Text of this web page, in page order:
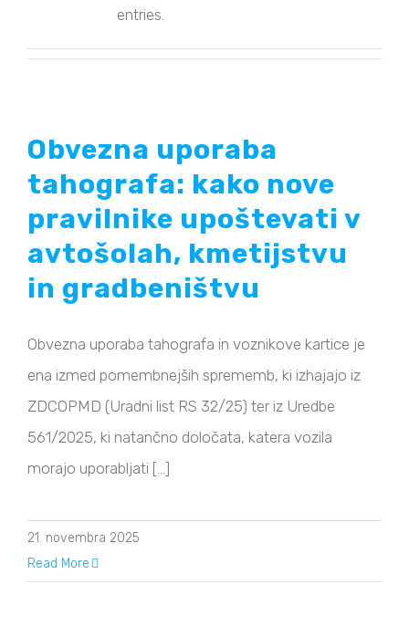
entries.
Obvezna uporaba
tahografa: kako nove
pravilnike upoštevati v
avtošolah, kmetijstvu
in gradbeništvu
Obvezna uporaba tahografa in voznikove kartice je
ena izmed pomembnejših sprememb, ki izhajajo iz
ZDCOPMD (Uradni list RS 32/25) ter iz Uredbe
561/2025, ki natančno določata, katera vozila
morajo uporabljati [...]
21. novembra 2025
Read More